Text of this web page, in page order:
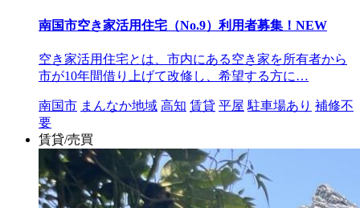
南国市空き家活用住宅（No.9）利用者募集！ NEW
空き家活用住宅とは、市内にある空き家を所有者から
市が10年間借り上げて改修し、希望する方に…
南国市 まんなか地域 高知 賃貸 平屋 駐車場あり 補修不
要
賃貸/売買